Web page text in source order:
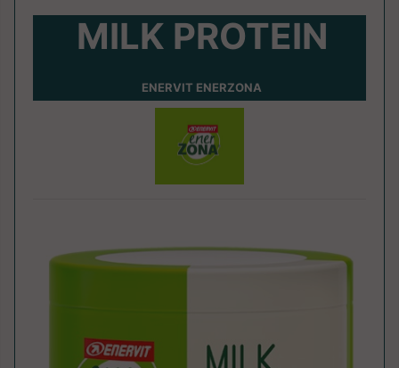
MILK PROTEIN
ENERVIT ENERZONA